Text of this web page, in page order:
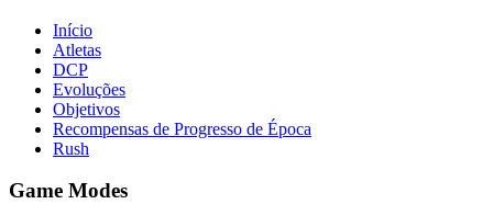
Início
Atletas
DCP
Evoluções
Objetivos
Recompensas de Progresso de Época
Rush
Game Modes